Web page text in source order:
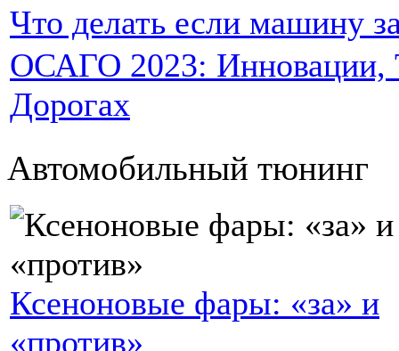
Что делать если машину
ОСАГО 2023: Инновации,
Дорогах
Автомобильный тюнинг
Ксеноновые фары: «за» и
«против»